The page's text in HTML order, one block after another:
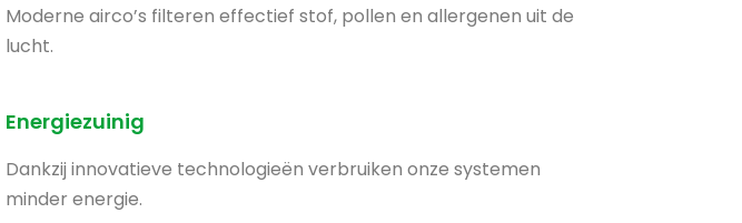
Moderne airco’s filteren effectief stof, pollen en allergenen uit de
lucht.
Energiezuinig
Dankzij innovatieve technologieën verbruiken onze systemen
minder energie.